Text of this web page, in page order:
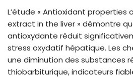
L’étude « Antioxidant properties
extract in the liver » démontre
antioxydante réduit
stress oxydatif hépatique. Les
une diminution des substances
thiobarbiturique, indicateurs